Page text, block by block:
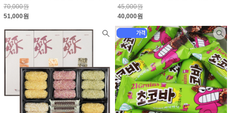
70,000원
51,000원
45,000원
40,000원